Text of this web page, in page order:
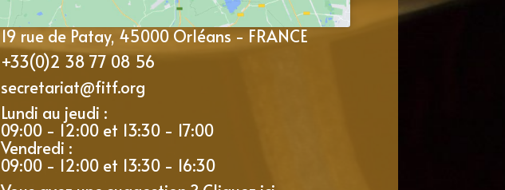
19 rue de Patay, 45000 Orléans - FRANCE
+33(0)2 38 77 08 56
secretariat@fitf.org
Lundi au jeudi :
09:00 - 12:00 et 13:30 - 17:00
Vendredi :
09:00 - 12:00 et 13:30 - 16:30